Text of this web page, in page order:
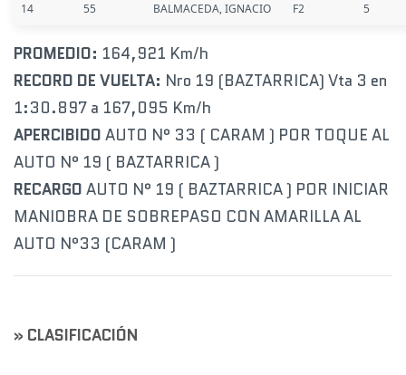
14 55 BALMACEDA, IGNACIO F2 5
PROMEDIO: 164,921 Km/h
RECORD DE VUELTA: Nro 19 (BAZTARRICA) Vta 3 en
1:30.897 a 167,095 Km/h
APERCIBIDO AUTO N° 33 ( CARAM ) POR TOQUE AL
AUTO N° 19 ( BAZTARRICA )
RECARGO AUTO N° 19 ( BAZTARRICA ) POR INICIAR
MANIOBRA DE SOBREPASO CON AMARILLA AL
AUTO N°33 (CARAM )
» CLASIFICACIÓN